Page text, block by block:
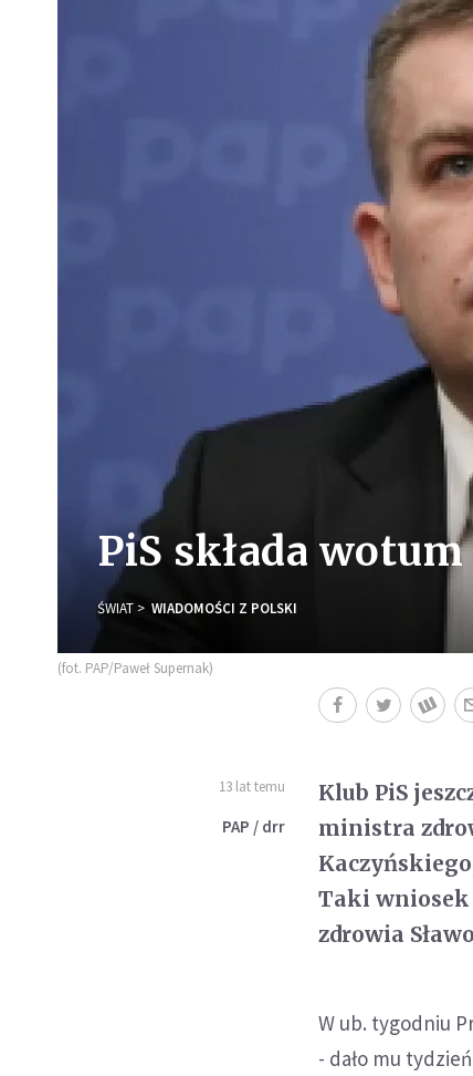
PiS składa
ŚWIAT WIADOMOŚCI Z POLSKI
(fot. PAP/Paweł Supernak)
13 lat temu
PAP / drr
Klub PiS
ministra
Taki
zdrowia
W ub. tygodniu
- dało mu